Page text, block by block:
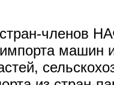
членов
машин